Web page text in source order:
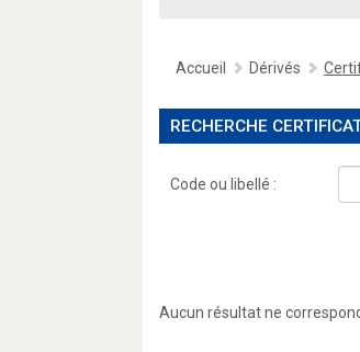
Accueil Dérivés
RECHERCHE
Code ou libellé :
Aucun résultat ne